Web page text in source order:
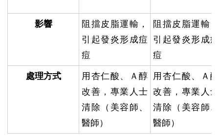
影響
阻擋皮脂運輸，
引起發炎形成痘
痘
阻擋皮脂運輸，
引起發炎形成痘
痘
處理方式
用杏仁酸、Ａ醇
改善，專業人士
清除（美容師、
醫師）
用杏仁酸、Ａ醇
改善，專業人士
清除（美容師、
醫師）